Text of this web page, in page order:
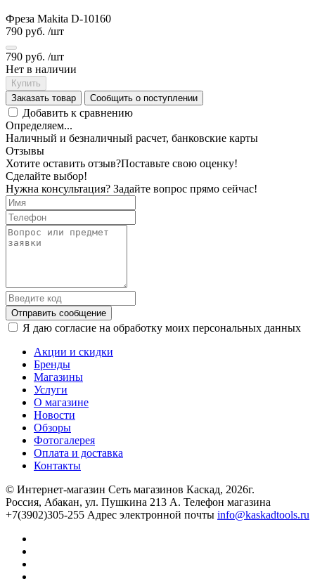
Фреза Makita D-10160
790 руб. /шт
790 руб. /шт
Нет в наличии
Купить
Заказать товар
Сообщить о поступлении
Добавить к сравнению
Определяем...
Наличный и безналичный расчет, банковские карты
Отзывы
Хотите оставить отзыв?Поставьте свою оценку!
Сделайте выбор!
Нужна консультация? Задайте вопрос прямо сейчас!
Отправить сообщение
Я даю согласие на обработку моих персональных данных
Акции и скидки
Бренды
Магазины
Услуги
О магазине
Новости
Обзоры
Фотогалерея
Оплата и доставка
Контакты
© Интернет-магазин Сеть магазинов Каскад, 2026г.
Россия, Абакан, ул. Пушкина 213 А. Телефон магазина
+7(3902)305-255 Адрес электронной почты info@kaskadtools.ru